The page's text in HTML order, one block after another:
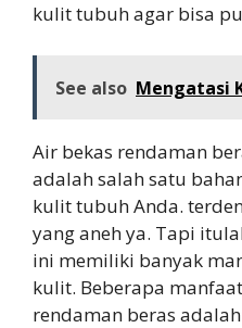
kulit tubuh agar bisa
See also Mengatasi
Air bekas rendaman
adalah salah satu
kulit tubuh Anda.
yang aneh ya. Tapi
ini memiliki banyak
kulit. Beberapa
rendaman beras